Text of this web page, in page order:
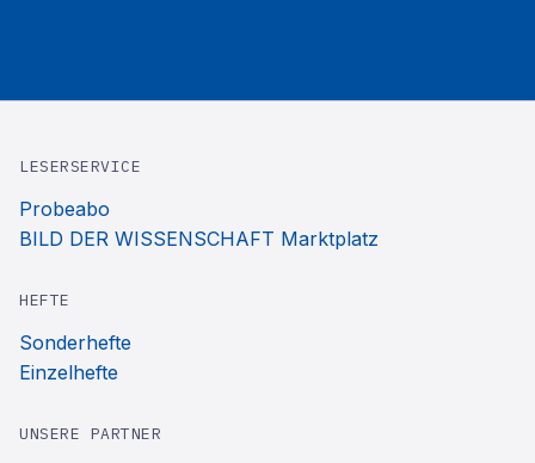
LESERSERVICE
Probeabo
BILD DER WISSENSCHAFT Marktplatz
HEFTE
Sonderhefte
Einzelhefte
UNSERE PARTNER